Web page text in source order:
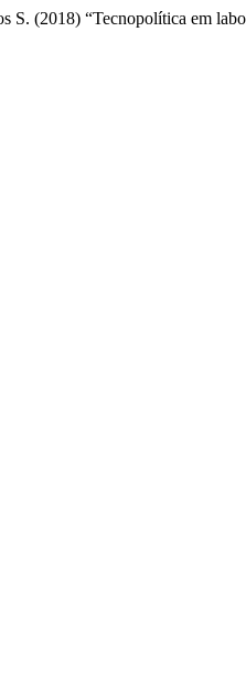
S. (2018) “Tecnopolítica em